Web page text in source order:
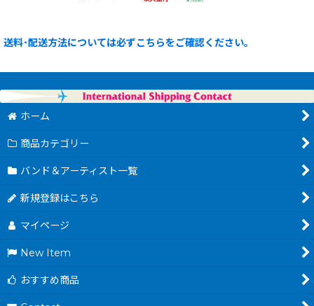
送料･配送方法については必ずこちらをご確認ください。
ホーム
商品カテゴリー
バンド＆アーティスト一覧
新規登録はこちら
マイページ
New Item
おすすめ商品